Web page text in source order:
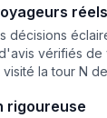
réels
décisions
vérifiés de
la tour N
rigoureuse